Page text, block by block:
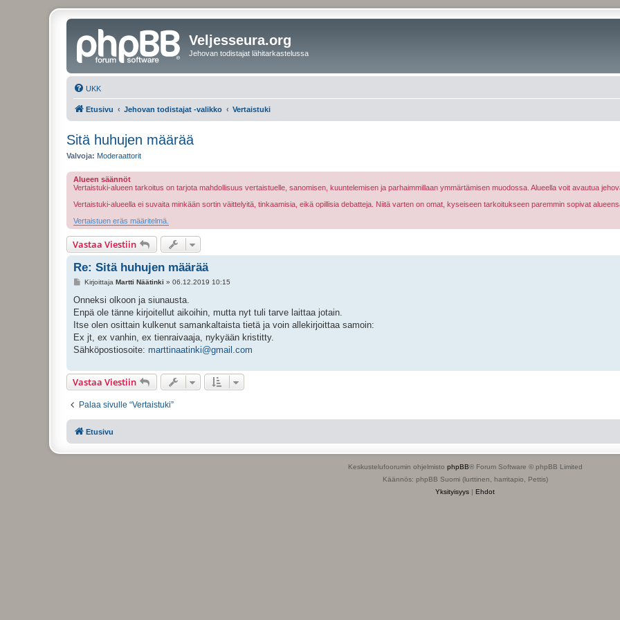
Veljesseura.org
Jehovan todistajat lähitarkastelussa
UKK
Etusivu Jehovan todistajat -valikko Vertaistuki
Sitä huhujen määrää
Valvoja: Moderaattorit
Alueen säännöt
Vertaistuki-alueen tarkoitus on tarjota mahdollisuus vertaistuelle, sanomisen, kuuntelemisen ja parhaimmillaan ymmärtämisen muodossa. Alueella voit avautua
Vertaistuki-alueella ei suvaita minkään sortin väittelyitä, tinkaamisia, eikä opillisia debatteja. Niitä varten on omat, kyseiseen tarkoitukseen paremmin sopivat
Vertaistuen eräs määritelmä.
Vastaa Viestiin
Re: Sitä huhujen määrää
V
e
t
i
Kirjoittaja Martti Näätinki » 06.12.2019 10:15
Onneksi olkoon ja siunausta.
Enpä ole tänne kirjoitellut aikoihin, mutta nyt tuli tarve laittaa jotain.
Itse olen osittain kulkenut samankaltaista tietä ja voin allekirjoittaa samoin:
Ex jt, ex vanhin, ex tienraivaaja, nykyään kristitty.
Sähköpostiosoite: marttinaatinki@gmail.com
Vastaa Viestiin
Palaa sivulle “Vertaistuki”
Etusivu
Keskustelufoorumin ohjelmisto phpBB® Forum Software © phpBB Limited
Käännös: phpBB Suomi (lurttinen, harritapio, Pettis)
Yksityisyys | Ehdot